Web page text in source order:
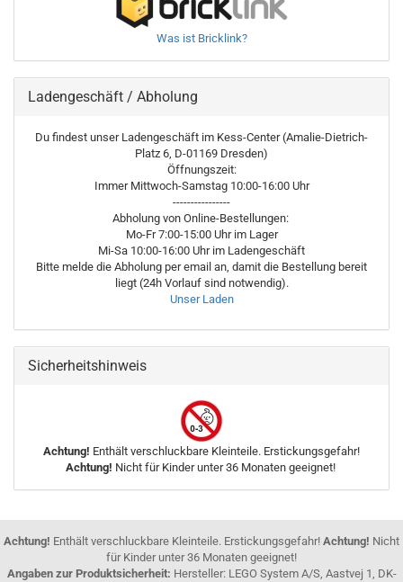
Was ist Bricklink?
Ladengeschäft / Abholung
Du findest unser Ladengeschäft im Kess-Center (Amalie-Dietrich-
Platz 6, D-01169 Dresden)
Öffnungszeit:
Immer Mittwoch-Samstag 10:00-16:00 Uhr
----------------
Abholung von Online-Bestellungen:
Mo-Fr 7:00-15:00 Uhr im Lager
Mi-Sa 10:00-16:00 Uhr im Ladengeschäft
Bitte melde die Abholung per email an, damit die Bestellung bereit
liegt (24h Vorlauf sind notwendig).
Unser Laden
Sicherheitshinweis
Achtung! Enthält verschluckbare Kleinteile. Erstickungsgefahr!
Achtung! Nicht für Kinder unter 36 Monaten geeignet!
Achtung! Enthält verschluckbare Kleinteile. Erstickungsgefahr! Achtung! Nicht
für Kinder unter 36 Monaten geeignet!
Angaben zur Produktsicherheit: Hersteller: LEGO System A/S, Aastvej 1, DK-